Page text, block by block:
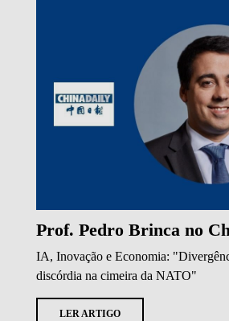
Prof. Pedro Brinca no
IA, Inovação e Economia:
discórdia na cimeira da NATO"
LER ARTIGO